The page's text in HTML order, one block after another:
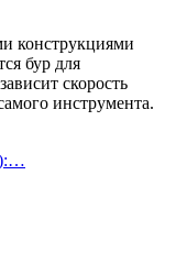
конструкциями
бур для
скорость
инструмента.